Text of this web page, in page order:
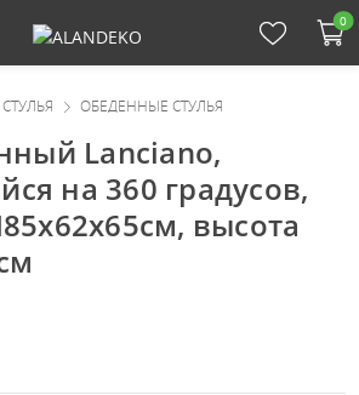
0
СТУЛЬЯ ОБЕДЕННЫЕ СТУЛЬЯ
Lanciano,
на 360 градусов,
высота